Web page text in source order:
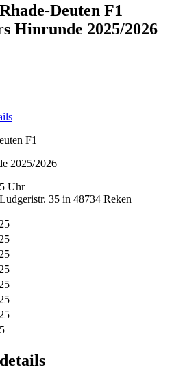
Deuten F1
Hinrunde 2025/2026
F1
2025/2026
Uhr
35 in 48734 Reken